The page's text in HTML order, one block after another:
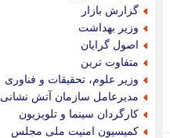
گزارش بازار
وزیر بهداشت
اصول گرایان
متفاوت ترین
وزیر علوم، تحقیقات و فناوری
مدیرعامل سازمان آتش نشانی
کارگردان سینما و تلویزیون
کمیسیون امنیت ملی مجلس